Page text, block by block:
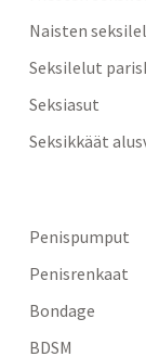
Naisten
Seksilelut
Seksiasut
Seksikkäät
Penispumput
Penisrenkaat
Bondage
BDSM